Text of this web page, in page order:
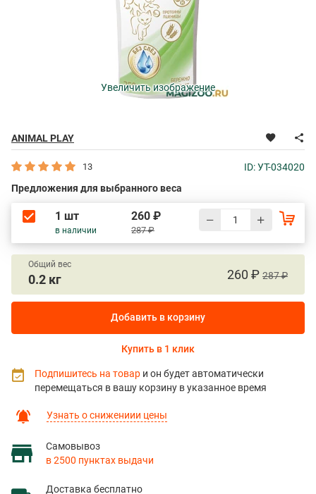
ANIMAL PLAY
Увеличить изображение
13
ID: УТ-034020
Предложения для выбранного веса
1 шт
в наличии
260 ₽
287 ₽
Узнать о снижениии цены
Самовывоз
в 2500 пунктах выдачи
Доставка бесплатно
Общий вес
0.2 кг 260 ₽ 287 ₽
Добавить в корзину
Купить в 1 клик
Подпишитесь на товар и он будет автоматически
перемещаться в вашу корзину в указанное время